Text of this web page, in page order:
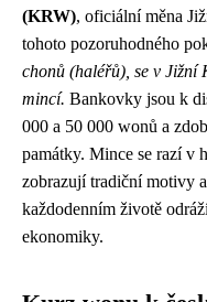
(KRW), oficiální měna
tohoto pozoruhodného
chonů (haléřů), se v Jižní
mincí. Bankovky jsou k
000 a 50 000 wonů a
památky. Mince se razí v
zobrazují tradiční motivy
každodenním životě
ekonomiky.